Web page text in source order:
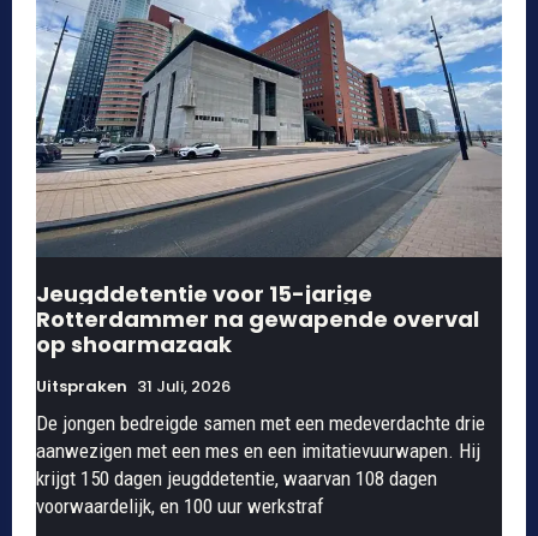
Jeugddetentie voor 15-jarige
Rotterdammer na gewapende overval
op shoarmazaak
Uitspraken 31 Juli, 2026
De jongen bedreigde samen met een medeverdachte drie
aanwezigen met een mes en een imitatievuurwapen. Hij
krijgt 150 dagen jeugddetentie, waarvan 108 dagen
voorwaardelijk, en 100 uur werkstraf